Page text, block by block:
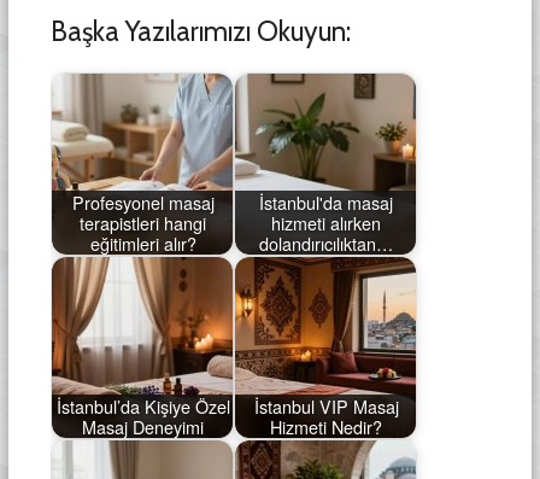
Başka Yazılarımızı Okuyun:
Profesyonel masaj
terapistleri hangi
eğitimleri alır?
İstanbul'da masaj
hizmeti alırken
dolandırıcılıktan…
İstanbul’da Kişiye Özel
Masaj Deneyimi
İstanbul VIP Masaj
Hizmeti Nedir?